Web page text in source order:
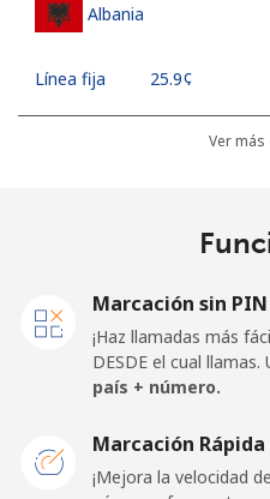
Albania
Línea fija ⁦25.9¢⁩
Celular
American Samoa
Línea fija ⁦19.5¢⁩
Ver
Marcación sin PIN
¡Haz llamadas más
DESDE el cual
país + número.
Marcación Rápida
¡Mejora la velocidad